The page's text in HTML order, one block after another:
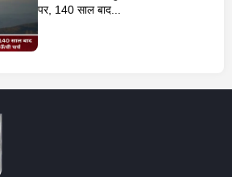
पर, 140 साल बाद...